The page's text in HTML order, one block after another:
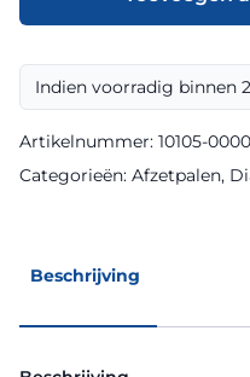
incl.
aantal
Indien voorradig binnen
Artikelnummer: 10105-
Categorieën: Afzetpalen,
Beschrijving